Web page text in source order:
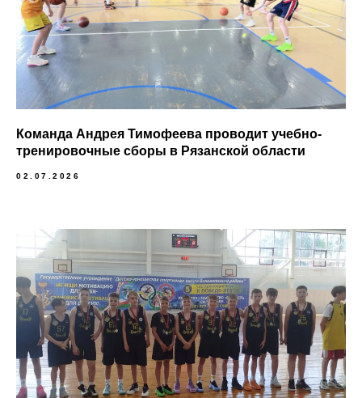
Команда Андрея Тимофеева проводит учебно-
тренировочные сборы в Рязанской области
02.07.2026